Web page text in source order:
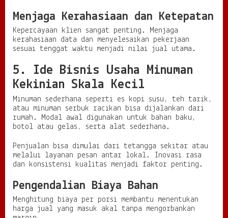
Menjaga Kerahasiaan dan Ketepatan
Kepercayaan klien sangat penting. Menjaga
kerahasiaan data dan menyelesaikan pekerjaan
sesuai tenggat waktu menjadi nilai jual utama.
5. Ide Bisnis Usaha Minuman
Kekinian Skala Kecil
Minuman sederhana seperti es kopi susu, teh tarik,
atau minuman serbuk racikan bisa dijalankan dari
rumah. Modal awal digunakan untuk bahan baku,
botol atau gelas, serta alat sederhana.
Penjualan bisa dimulai dari tetangga sekitar atau
melalui layanan pesan antar lokal. Inovasi rasa
dan konsistensi kualitas menjadi faktor penting.
Pengendalian Biaya Bahan
Menghitung biaya per porsi membantu menentukan
harga jual yang masuk akal tanpa mengorbankan